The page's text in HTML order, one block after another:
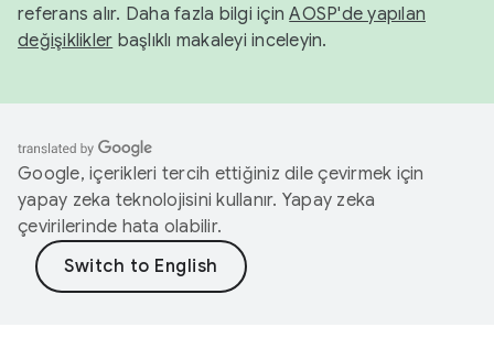
referans alır. Daha fazla bilgi içinAOSP'de yapılan
değişiklikler başlıklı makaleyi inceleyin.
Google, içerikleri tercih ettiğiniz dile çevirmek için
yapay zeka teknolojisini kullanır. Yapay zeka
çevirilerinde hata olabilir.